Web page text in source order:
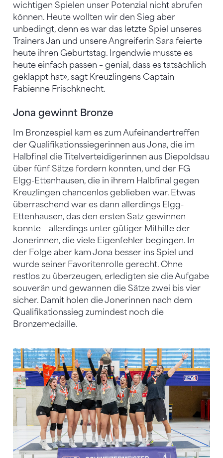
wichtigen Spielen unser Potenzial nicht abrufen
können. Heute wollten wir den Sieg aber
unbedingt, denn es war das letzte Spiel unseres
Trainers Jan und unsere Angreiferin Sara feierte
heute ihren Geburtstag. Irgendwie musste es
heute einfach passen – genial, dass es tatsächlich
geklappt hat», sagt Kreuzlingens Captain
Fabienne Frischknecht.
Jona gewinnt Bronze
Im Bronzespiel kam es zum Aufeinandertreffen
der Qualifikationssiegerinnen aus Jona, die im
Halbfinal die Titelverteidigerinnen aus Diepoldsau
über fünf Sätze fordern konnten, und der FG
Elgg-Ettenhausen, die in ihrem Halbfinal gegen
Kreuzlingen chancenlos geblieben war. Etwas
überraschend war es dann allerdings Elgg-
Ettenhausen, das den ersten Satz gewinnen
konnte – allerdings unter gütiger Mithilfe der
Jonerinnen, die viele Eigenfehler begingen. In
der Folge aber kam Jona besser ins Spiel und
wurde seiner Favoritenrolle gerecht. Ohne
restlos zu überzeugen, erledigten sie die Aufgabe
souverän und gewannen die Sätze zwei bis vier
sicher. Damit holen die Jonerinnen nach dem
Qualifikationssieg zumindest noch die
Bronzemedaille.